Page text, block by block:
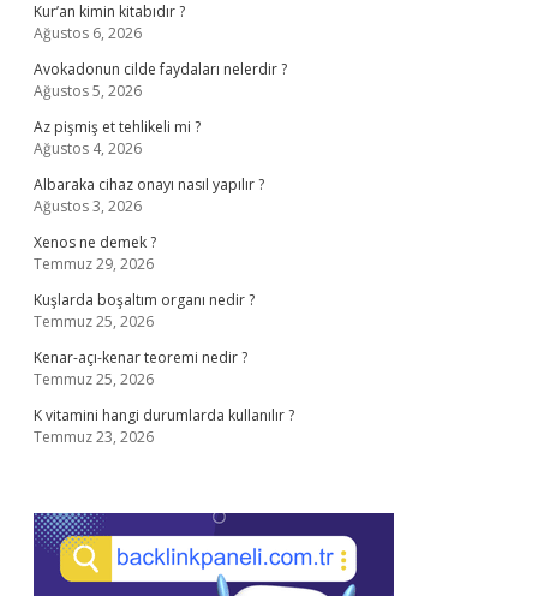
Kur’an kimin kitabıdır ?
Ağustos 6, 2026
Avokadonun cilde faydaları nelerdir ?
Ağustos 5, 2026
Az pişmiş et tehlikeli mi ?
Ağustos 4, 2026
Albaraka cihaz onayı nasıl yapılır ?
Ağustos 3, 2026
Xenos ne demek ?
Temmuz 29, 2026
Kuşlarda boşaltım organı nedir ?
Temmuz 25, 2026
Kenar-açı-kenar teoremi nedir ?
Temmuz 25, 2026
K vitamini hangi durumlarda kullanılır ?
Temmuz 23, 2026